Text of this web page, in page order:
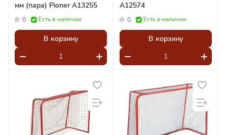
мм (пара) Pioner A13255
0 Есть в наличии
В корзину
A12574
0 Есть в наличии
В корзину